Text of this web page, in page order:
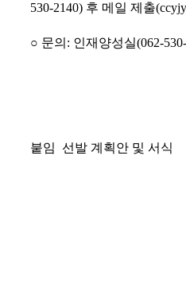
530-2140) 후 메일 제출
○ 문의: 인재양성실(062-
붙임 선발 계획안 및 서식